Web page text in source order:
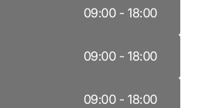
09:00- 18:00
09:00- 18:00
09:00- 18:00